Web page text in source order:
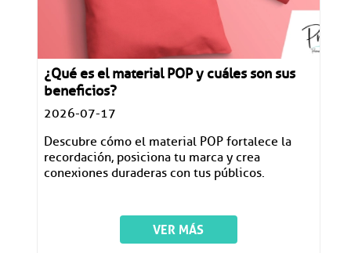
¿Qué es el material POP y cuáles son sus
beneficios?
2026-07-17
Descubre cómo el material POP fortalece la
recordación, posiciona tu marca y crea
conexiones duraderas con tus públicos.
VER MÁS